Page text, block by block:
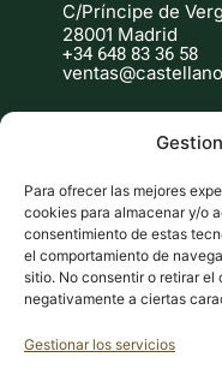
Para ofrecer las mejores
cookies para almacenar y/o
consentimiento de estas
el comportamiento de
sitio. No consentir o retirar
negativamente a ciertas
Gestionar los servicios
C/Príncipe de
28001 Madrid
+34 648 83 36 58
©
Abrir